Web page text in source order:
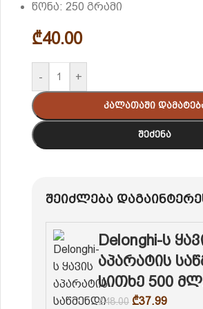
წონა: 250 გრამი
₾40.00
- +
Კალათაში
Შეძენა
შეიძლება
Delonghi-ს
აპარატის
სითხე 500
₾48.00 ₾37.99